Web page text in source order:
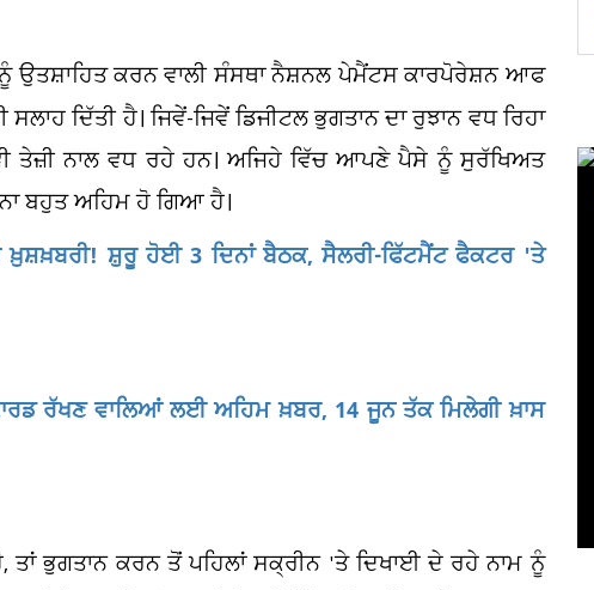
ਉਤਸ਼ਾਹਿਤ ਕਰਨ ਵਾਲੀ ਸੰਸਥਾ ਨੈਸ਼ਨਲ ਪੇਮੈਂਟਸ ਕਾਰਪੋਰੇਸ਼ਨ ਆਫ
ਦਿੱਤੀ ਹੈ। ਜਿਵੇਂ-ਜਿਵੇਂ ਡਿਜੀਟਲ ਭੁਗਤਾਨ ਦਾ ਰੁਝਾਨ ਵਧ ਰਿਹਾ
ਤੇਜ਼ੀ ਨਾਲ ਵਧ ਰਹੇ ਹਨ। ਅਜਿਹੇ ਵਿੱਚ ਆਪਣੇ ਪੈਸੇ ਨੂੰ ਸੁਰੱਖਿਅਤ
ਬਹੁਤ ਅਹਿਮ ਹੋ ਗਿਆ ਹੈ।
ਖ਼ੁਸ਼ਖ਼ਬਰੀ! ਸ਼ੁਰੂ ਹੋਈ 3 ਦਿਨਾਂ ਬੈਠਕ, ਸੈਲਰੀ-ਫਿੱਟਮੈਂਟ ਫੈਕਟਰ 'ਤੇ
ਰੱਖਣ ਵਾਲਿਆਂ ਲਈ ਅਹਿਮ ਖ਼ਬਰ, 14 ਜੂਨ ਤੱਕ ਮਿਲੇਗੀ ਖ਼ਾਸ
ਭੁਗਤਾਨ ਕਰਨ ਤੋਂ ਪਹਿਲਾਂ ਸਕ੍ਰੀਨ 'ਤੇ ਦਿਖਾਈ ਦੇ ਰਹੇ ਨਾਮ ਨੂੰ